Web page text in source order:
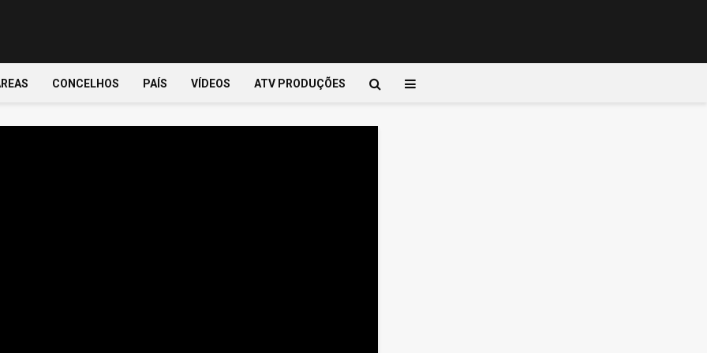
CONCELHOS PAÍS VÍDEOS ATV PRODUÇÕES